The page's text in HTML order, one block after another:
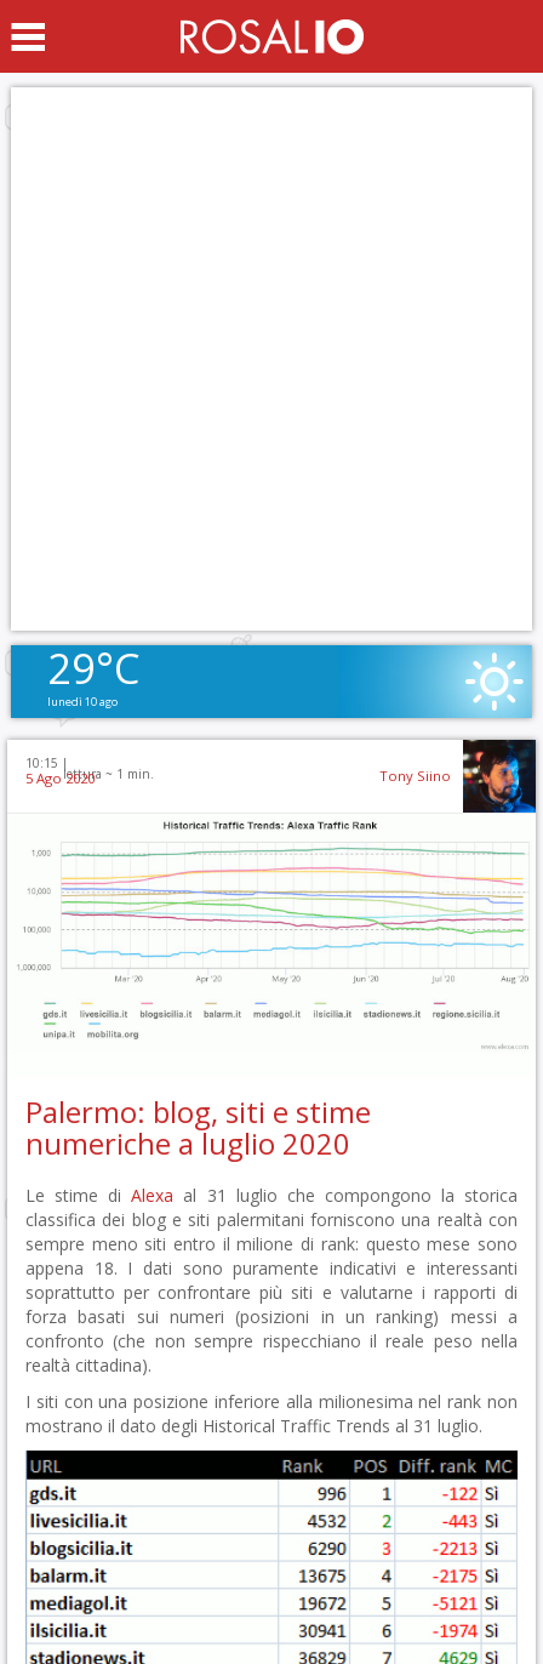
29°C
lunedì 10 ago
10:15 |
lettura ~ 1 min.
5 Ago 2020 Tony Siino
Palermo: blog, siti e stime
numeriche a luglio 2020
Le stime diAlexa al 31 luglio che compongono la storica
classifica dei blog e siti palermitani forniscono una realtà con
sempre meno siti entro il milione di rank: questo mese sono
appena 18. I dati sono puramente indicativi e interessanti
soprattutto per confrontare più siti e valutarne i rapporti di
forza basati sui numeri (posizioni in un ranking) messi a
confronto (che non sempre rispecchiano il reale peso nella
realtà cittadina).
I siti con una posizione inferiore alla milionesima nel rank non
mostrano il dato degli Historical Traffic Trends al 31 luglio.